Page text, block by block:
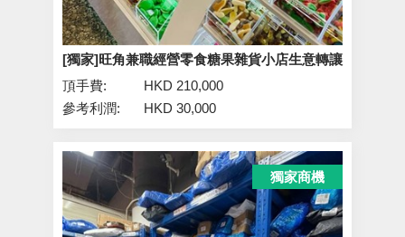
[獨家]旺角兼職經營零食糖果雜貨小店生意轉讓
頂手費:
HKD 210,000
參考利潤:
HKD 30,000
獨家商機